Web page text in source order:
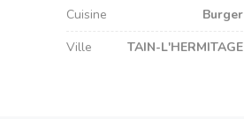
Cuisine
Burger
Ville
TAIN-L'HERMITAGE